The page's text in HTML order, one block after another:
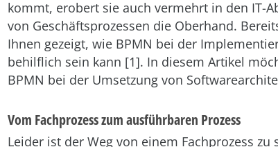
kommt, erobert sie auch vermehrt in den IT-
von Geschäftsprozessen die Oberhand.
Ihnen gezeigt, wie BPMN bei der
behilflich sein kann [1]. In diesem Artikel
BPMN bei der Umsetzung von
Vom Fachprozess zum ausführbaren Prozess
Leider ist der Weg von einem Fachprozess